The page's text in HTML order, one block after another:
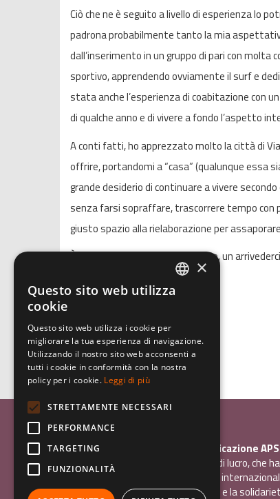
Ciò che ne è seguito a livello di esperienza lo
padrona probabilmente tanto la mia
dall’inserimento in un gruppo di pari con molta
sportivo, apprendendo ovviamente il surf e
stata anche l’esperienza di coabitazione con
di qualche anno e di vivere a fondo l’aspetto
A conti fatti, ho apprezzato molto la città di
offrire, portandomi a “casa” (qualunque essa
grande desiderio di continuare a vivere
senza farsi sopraffare, trascorrere tempo con
giusto spazio alla rielaborazione per
È un grande grazie e, sicuramente, un
Associazione Inco
InCo - Interculturalità & Comunicazione APS
promozione sociale, senza scopo di lucro, che
promuovere gli scambi e i contatti
giovani la sensibilità interculturale e la
GERMAN
×
Questo sito web utilizza
cookie
Questo sito web utilizza i cookie per
migliorare la tua esperienza di navigazione.
Utilizzando il nostro sito web acconsenti a
tutti i cookie in conformità con la nostra
policy per i cookie. Leggi di più
STRETTAMENTE NECESSARI
PERFORMANCE
TARGETING
FUNZIONALITÀ